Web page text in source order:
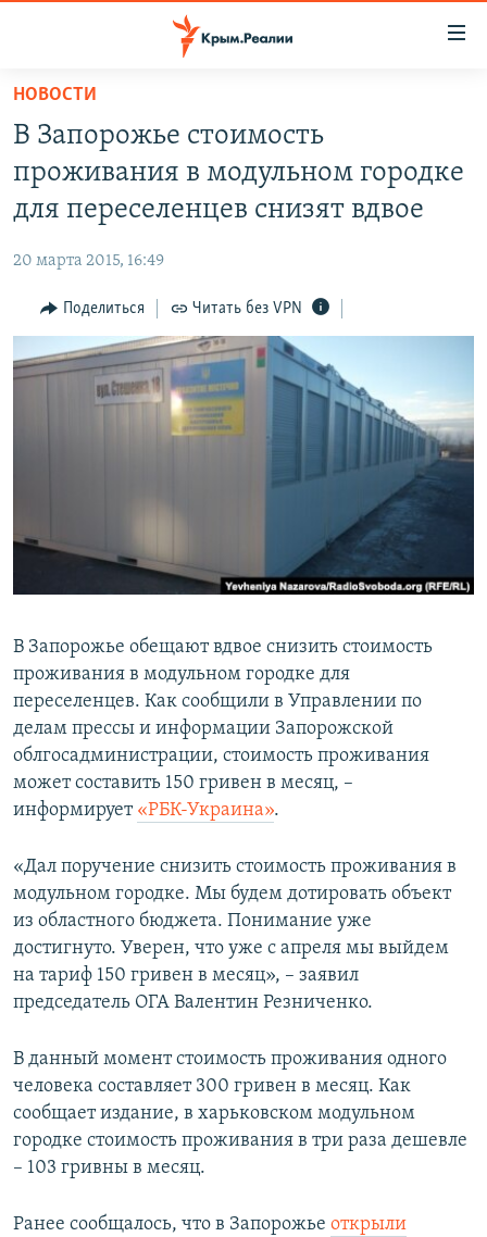
Вернуться
основному
содержанию
Вернутся
главной
навигации
Вернутся
поиску
СПЕЦПРОЕКТЫ
11 ЛЕТ ОККУПАЦИИ КРЫМА. 11 ИСТОРИЙ СОПРОТИВЛЕНИЯ
ВОДА
ЕЩЕ
ИНТЕРАКТИВ
ИНФОГРАФИКА
ТЕЛЕПРОЕКТ КРЫМ.РЕАЛИИ
СОВЕТЫ ПРАВОЗАЩИТНИКОВ
КРЫМ.НЕПОКОРЕННЫЙ
РАДІО СВОБОДА
КАК ОБОЙТИ БЛОКИРОВКУ
Українською
Все сайты RFE/RL
НОВОСТИ
В Запорожье стоимость
проживания в модульном городке
для переселенцев снизят вдвое
20 марта 2015, 16:49
Поделиться Читать без VPN
В Запорожье обещают вдвое снизить стоимость
проживания в модульном городке для
переселенцев. Как сообщили в Управлении по
делам прессы и информации Запорожской
облгосадминистрации, стоимость проживания
может составить 150 гривен в месяц, –
информирует «РБК-Украина».
«Дал поручение снизить стоимость проживания в
модульном городке. Мы будем дотировать объект
из областного бюджета. Понимание уже
достигнуто. Уверен, что уже с апреля мы выйдем
на тариф 150 гривен в месяц», – заявил
председатель ОГА Валентин Резниченко.
В данный момент стоимость проживания одного
человека составляет 300 гривен в месяц. Как
сообщает издание, в харьковском модульном
городке стоимость проживания в три раза дешевле
– 103 гривны в месяц.
Ранее сообщалось, что в Запорожье открыли